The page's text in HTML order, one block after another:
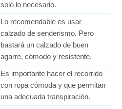
solo lo necesario.
Lo recomendable es usar
calzado de senderismo. Pero
bastará un calzado de buen
agarre, cómodo y resistente.
Es importante hacer el recorrido
con ropa cómoda y que permitan
una adecuada transpiración.